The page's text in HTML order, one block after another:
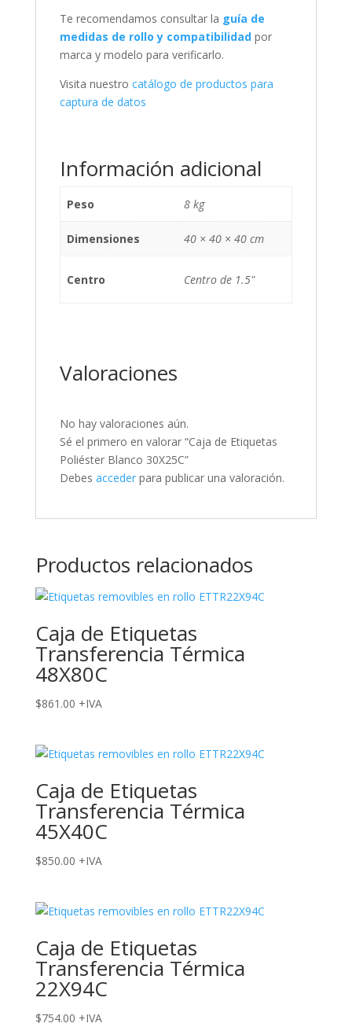
Te recomendamos consultar la guía de
medidas de rollo y compatibilidadpor
marca y modelo para verificarlo.
Visita nuestro catálogo de productos para
captura de datos
Información adicional
Peso 8 kg
Dimensiones 40 × 40 × 40 cm
Centro Centro de 1.5"
Valoraciones
No hay valoraciones aún.
Sé el primero en valorar “Caja de Etiquetas
Poliéster Blanco 30X25C”
Debes accederpara publicar una valoración.
Productos relacionados
Caja de Etiquetas
Transferencia Térmica
48X80C
$861.00 +IVA
Caja de Etiquetas
Transferencia Térmica
45X40C
$850.00 +IVA
Caja de Etiquetas
Transferencia Térmica
22X94C
$754.00 +IVA